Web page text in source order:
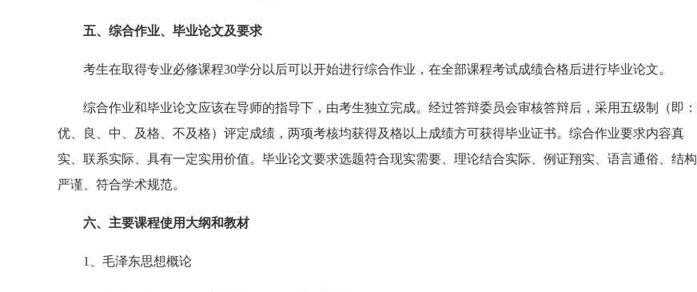
五、综合作业、毕业论文及要求
考生在取得专业必修课程30学分以后可以开始进行综合作业，在全部课程考试成绩合格后进行毕业论文。
综合作业和毕业论文应该在导师的指导下，由考生独立完成。经过答辩委员会审核答辩后，采用五级制（即：
优、良、中、及格、不及格）评定成绩，两项考核均获得及格以上成绩方可获得毕业证书。综合作业要求内容真
实、联系实际、具有一定实用价值。毕业论文要求选题符合现实需要、理论结合实际、例证翔实、语言通俗、结构
严谨、符合学术规范。
六、主要课程使用大纲和教材
1、毛泽东思想概论